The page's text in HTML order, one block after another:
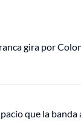
gira por
que la